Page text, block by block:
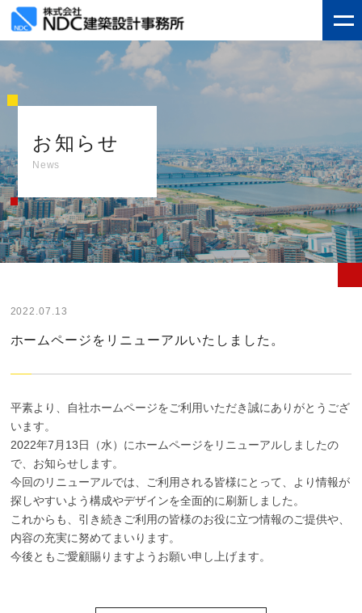
お知らせ
News
2022.07.13
ホームページをリニューアルいたしました。
平素より、自社ホームページをご利用いただき誠にありがとうござ
います。
2022年7月13日（水）にホームページをリニューアルしましたの
で、お知らせします。
今回のリニューアルでは、ご利用される皆様にとって、より情報が
探しやすいよう構成やデザインを全面的に刷新しました。
これからも、引き続きご利用の皆様のお役に立つ情報のご提供や、
内容の充実に努めてまいります。
今後ともご愛顧賜りますようお願い申し上げます。